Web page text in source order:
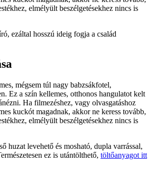
elmélyült beszélgetésekhez nincs is
ezáltal hosszú ideig fogja a család
mégsem túl nagy babzsákfotel,
Ez a szín kellemes, otthonos hangulatot kelt
Ha filmezéshez, vagy olvasgatáshoz
kuckót magadnak, akkor ne keress tovább,
elmélyült beszélgetésekhez nincs is
huzat levehető és mosható, dupla varrással,
ez is utántölthető, töltőanyagot itt